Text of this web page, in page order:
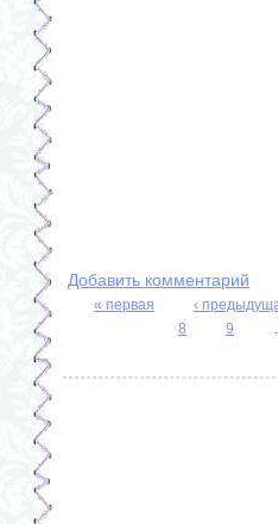
Добавить комментарий
Страницы
« первая
‹
8
9